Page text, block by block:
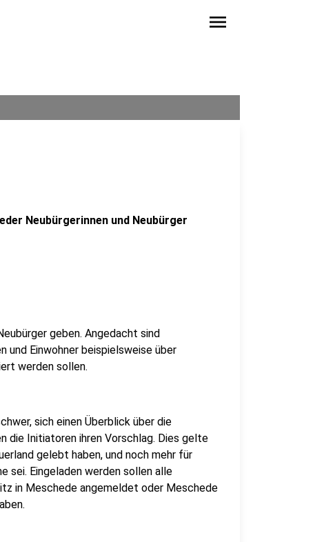
menu
Neubürgerinnen und Neubürger
geben. Angedacht sind
und Einwohner beispielsweise über
werden sollen.
sich einen Überblick über die
die Initiatoren ihren Vorschlag. Dies gelte
gelebt haben, und noch mehr für
sei. Eingeladen werden sollen alle
in Meschede angemeldet oder Meschede